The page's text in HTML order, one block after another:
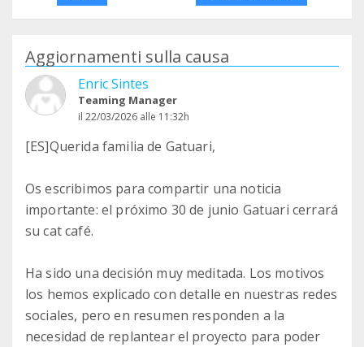
Aggiornamenti sulla causa
Enric Sintes
Teaming Manager
il 22/03/2026 alle 11:32h
[ES]Querida familia de Gatuari,
Os escribimos para compartir una noticia
importante: el próximo 30 de junio Gatuari cerrará
su cat café.
Ha sido una decisión muy meditada. Los motivos
los hemos explicado con detalle en nuestras redes
sociales, pero en resumen responden a la
necesidad de replantear el proyecto para poder